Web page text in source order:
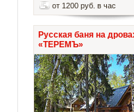
от 1200 руб. в час
Русская баня на
«ТЕРЕМЪ»